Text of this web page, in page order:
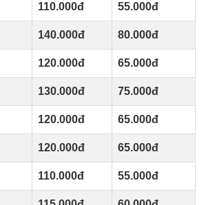
110.000đ 55.000đ
140.000đ 80.000đ
120.000đ 65.000đ
130.000đ 75.000đ
120.000đ 65.000đ
120.000đ 65.000đ
110.000đ 55.000đ